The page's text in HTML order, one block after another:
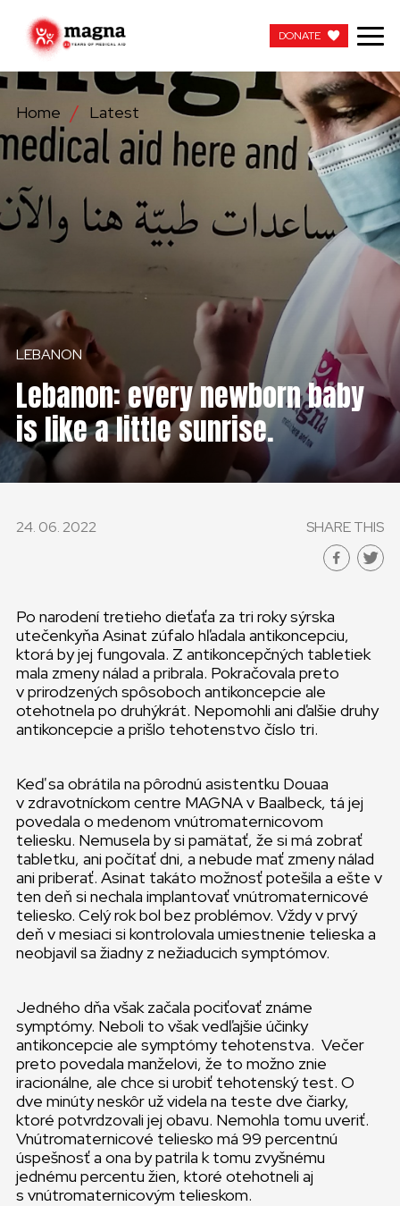
DONATE
OUR WORK
ABOUT US
LATEST
GET INVOLVED
WORK WITH US
CONTACT US
GLOBAL
GLOBAL
DONATE
Home Latest
LEBANON
Lebanon: every newborn baby
is like a little sunrise.
24. 06. 2022 SHARE THIS
Po narodení tretieho dieťaťa za tri roky sýrska
utečenkyňa Asinat zúfalo hľadala antikoncepciu,
ktorá by jej fungovala. Z antikoncepčných tabletiek
mala zmeny nálad a pribrala. Pokračovala preto
v prirodzených spôsoboch antikoncepcie ale
otehotnela po druhýkrát. Nepomohli ani ďalšie druhy
antikoncepcie a prišlo tehotenstvo číslo tri.
Keď sa obrátila na pôrodnú asistentku Douaa
v zdravotníckom centre MAGNA v Baalbeck, tá jej
povedala o medenom vnútromaternicovom
teliesku. Nemusela by si pamätať, že si má zobrať
tabletku, ani počítať dni, a nebude mať zmeny nálad
ani priberať. Asinat takáto možnosť potešila a ešte v
ten deň si nechala implantovať vnútromaternicové
teliesko. Celý rok bol bez problémov. Vždy v prvý
deň v mesiaci si kontrolovala umiestnenie telieska a
neobjavil sa žiadny z nežiaducich symptómov.
Jedného dňa však začala pociťovať známe
symptómy. Neboli to však vedľajšie účinky
antikoncepcie ale symptómy tehotenstva. Večer
preto povedala manželovi, že to možno znie
iracionálne, ale chce si urobiť tehotenský test. O
dve minúty neskôr už videla na teste dve čiarky,
ktoré potvrdzovali jej obavu. Nemohla tomu uveriť.
Vnútromaternicové teliesko má 99 percentnú
úspešnosť a ona by patrila k tomu zvyšnému
jednému percentu žien, ktoré otehotneli aj
s vnútromaternicovým telieskom.